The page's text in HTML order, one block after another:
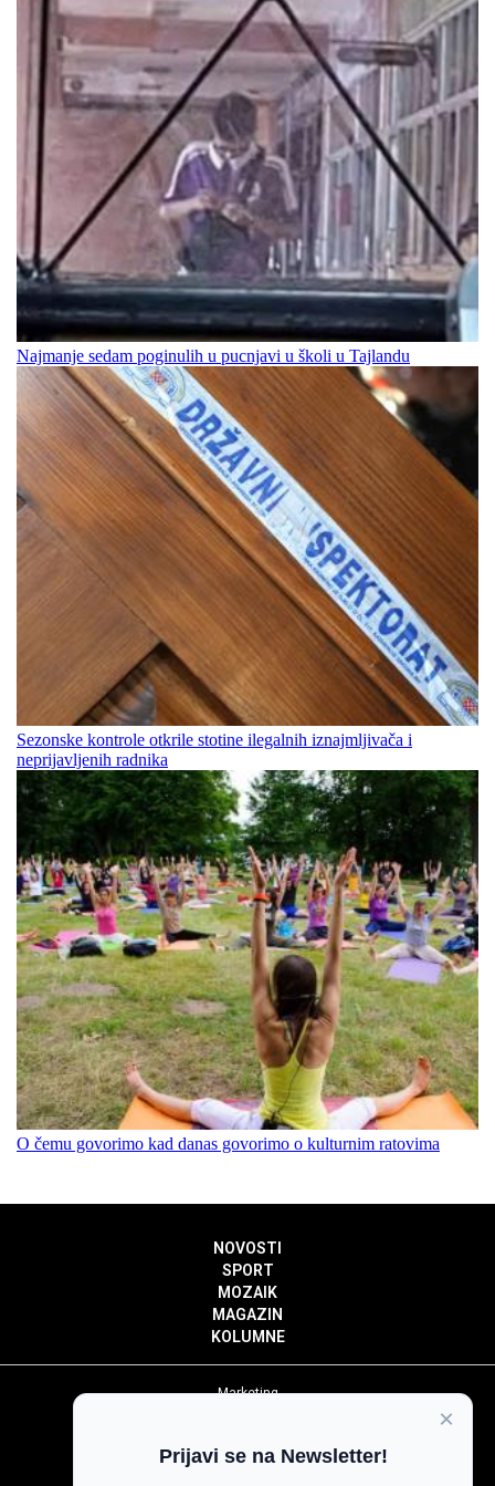
Najmanje sedam poginulih u pucnjavi u školi u Tajlandu
Sezonske kontrole otkrile stotine ilegalnih iznajmljivača i
neprijavljenih radnika
O čemu govorimo kad danas govorimo o kulturnim ratovima
NOVOSTI
SPORT
MOZAIK
MAGAZIN
KOLUMNE
Marketing
Impressum
×
Prijavi se na Newsletter!